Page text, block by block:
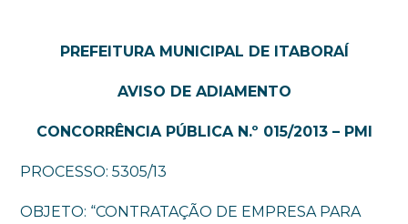
PREFEITURA MUNICIPAL DE ITABORAÍ
AVISO DE ADIAMENTO
CONCORRÊNCIA PÚBLICA N.º 015/2013 – PMI
PROCESSO: 5305/13
OBJETO: “CONTRATAÇÃO DE EMPRESA PARA